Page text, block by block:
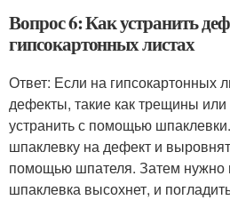
Вопрос 6: Как устранить
гипсокартонных листах
Ответ: Если на гипсокартонных
дефекты, такие как трещины
устранить с помощью
шпаклевку на дефект и
помощью шпателя. Затем нужно
шпаклевка высохнет, и